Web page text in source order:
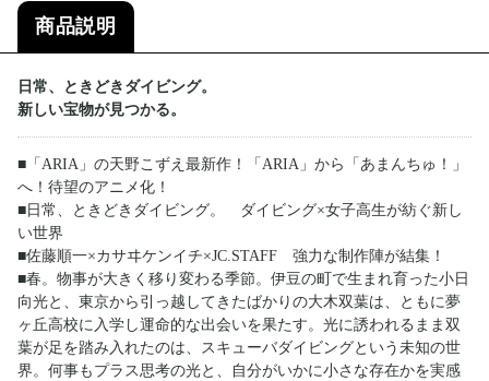
商品説明
日常、ときどきダイビング。
新しい宝物が見つかる。
■「ARIA」の天野こずえ最新作！「ARIA」から「あまんちゅ！」
へ！待望のアニメ化！
■日常、ときどきダイビング。 ダイビング×女子高生が紡ぐ新し
い世界
■佐藤順一×カサヰケンイチ×JC.STAFF 強力な制作陣が結集！
■春。物事が大きく移り変わる季節。伊豆の町で生まれ育った小日
向光と、東京から引っ越してきたばかりの大木双葉は、ともに夢
ヶ丘高校に入学し運命的な出会いを果たす。光に誘われるまま双
葉が足を踏み入れたのは、スキューバダイビングという未知の世
界。何事もプラス思考の光と、自分がいかに小さな存在かを実感